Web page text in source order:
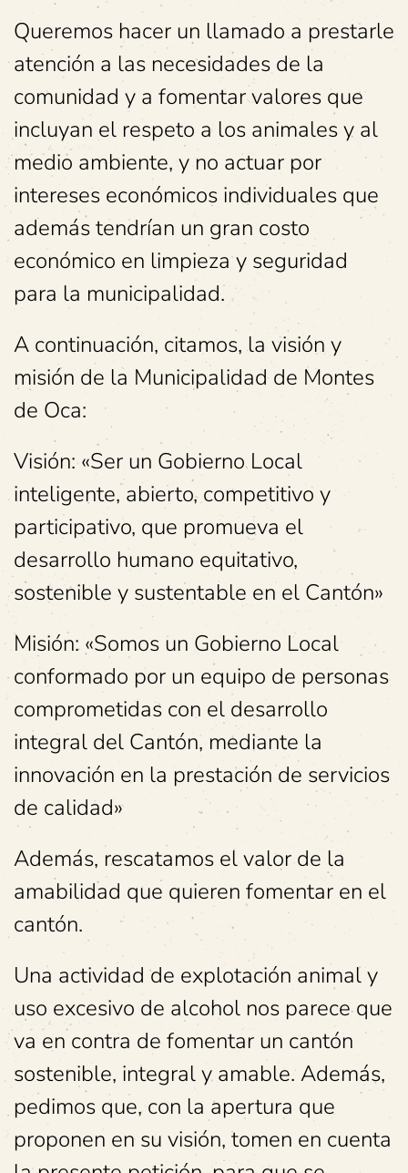
Queremos hacer un llamado a prestarle
atención a las necesidades de la
comunidad y a fomentar valores que
incluyan el respeto a los animales y al
medio ambiente, y no actuar por
intereses económicos individuales que
además tendrían un gran costo
económico en limpieza y seguridad
para la municipalidad.
A continuación, citamos, la visión y
misión de la Municipalidad de Montes
de Oca:
Visión: «Ser un Gobierno Local
inteligente, abierto, competitivo y
participativo, que promueva el
desarrollo humano equitativo,
sostenible y sustentable en el Cantón»
Misión: «Somos un Gobierno Local
conformado por un equipo de personas
comprometidas con el desarrollo
integral del Cantón, mediante la
innovación en la prestación de servicios
de calidad»
Además, rescatamos el valor de la
amabilidad que quieren fomentar en el
cantón.
Una actividad de explotación animal y
uso excesivo de alcohol nos parece que
va en contra de fomentar un cantón
sostenible, integral y amable. Además,
pedimos que, con la apertura que
proponen en su visión, tomen en cuenta